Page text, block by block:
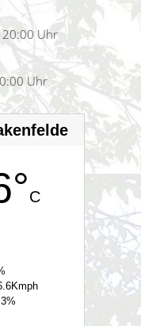
20:00 Uhr
Uhr
C